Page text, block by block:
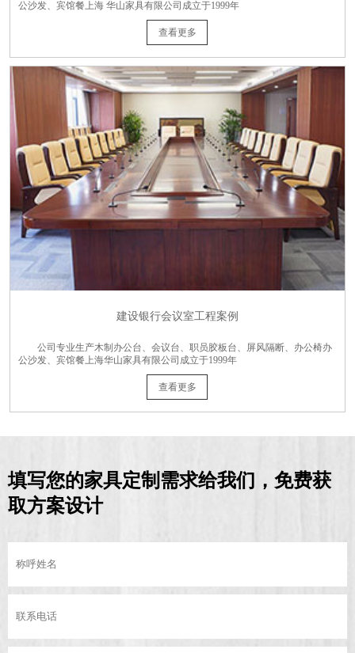
公沙发、宾馆餐上海 华山家具有限公司成立于1999年
查看更多
建设银行会议室工程案例
公司专业生产木制办公台、会议台、职员胶板台、屏风隔断、办公椅办
公沙发、宾馆餐上海华山家具有限公司成立于1999年
查看更多
填写您的家具定制需求给我们，免费获
取方案设计